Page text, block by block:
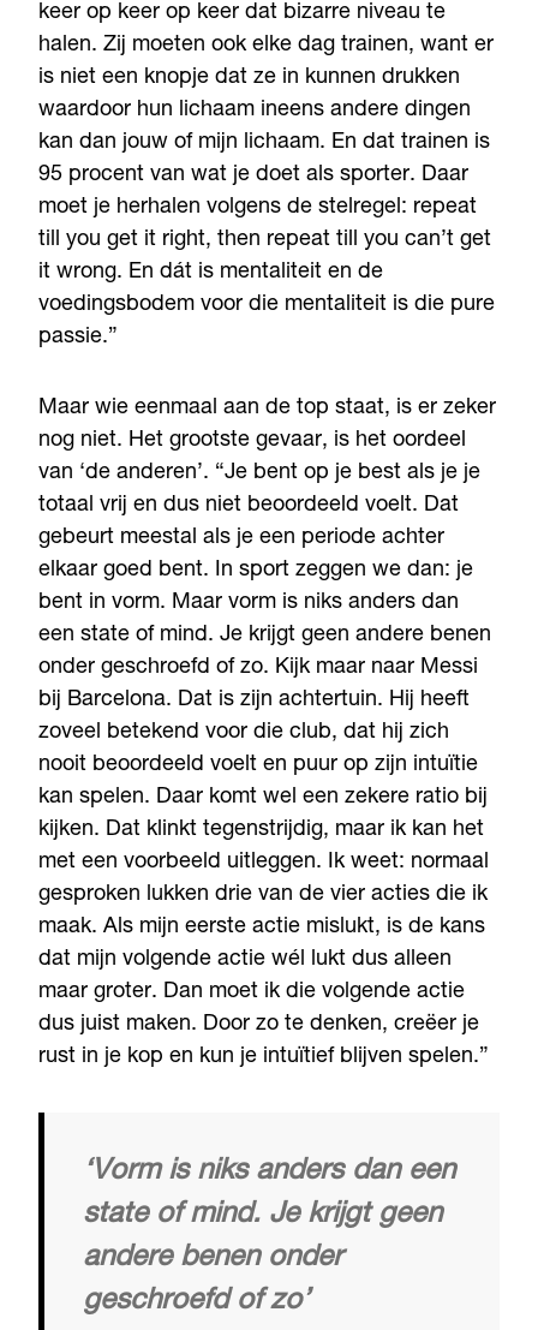
keer op keer op keer dat bizarre niveau te
halen. Zij moeten ook elke dag trainen, want er
is niet een knopje dat ze in kunnen drukken
waardoor hun lichaam ineens andere dingen
kan dan jouw of mijn lichaam. En dat trainen is
95 procent van wat je doet als sporter. Daar
moet je herhalen volgens de stelregel: repeat
till you get it right, then repeat till you can’t get
it wrong. En dát is mentaliteit en de
voedingsbodem voor die mentaliteit is die pure
passie.”
Maar wie eenmaal aan de top staat, is er zeker
nog niet. Het grootste gevaar, is het oordeel
van ‘de anderen’. “Je bent op je best als je je
totaal vrij en dus niet beoordeeld voelt. Dat
gebeurt meestal als je een periode achter
elkaar goed bent. In sport zeggen we dan: je
bent in vorm. Maar vorm is niks anders dan
een state of mind. Je krijgt geen andere benen
onder geschroefd of zo. Kijk maar naar Messi
bij Barcelona. Dat is zijn achtertuin. Hij heeft
zoveel betekend voor die club, dat hij zich
nooit beoordeeld voelt en puur op zijn intuïtie
kan spelen. Daar komt wel een zekere ratio bij
kijken. Dat klinkt tegenstrijdig, maar ik kan het
met een voorbeeld uitleggen. Ik weet: normaal
gesproken lukken drie van de vier acties die ik
maak. Als mijn eerste actie mislukt, is de kans
dat mijn volgende actie wél lukt dus alleen
maar groter. Dan moet ik die volgende actie
dus juist maken. Door zo te denken, creëer je
rust in je kop en kun je intuïtief blijven spelen.”
‘Vorm is niks anders dan een
state of mind. Je krijgt geen
andere benen onder
geschroefd of zo’